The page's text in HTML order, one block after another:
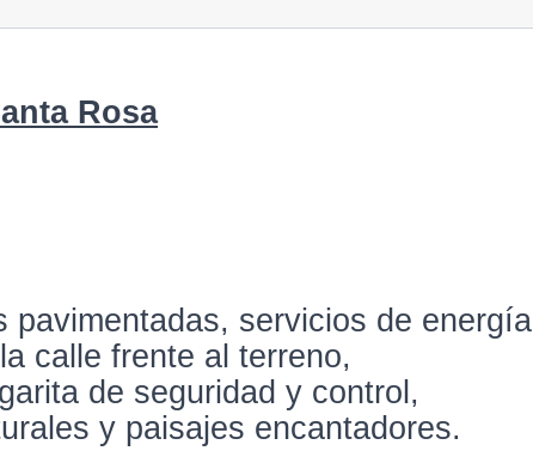
Rosa
pavimentadas, servicios de energía
calle frente al terreno,
de seguridad y control,
y paisajes encantadores.